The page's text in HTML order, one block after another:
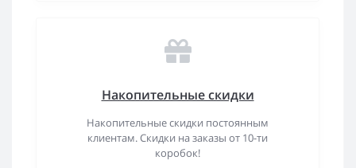
Накопительные скидки
Накопительные скидки постоянным
клиентам. Скидки на заказы от 10-ти
коробок!